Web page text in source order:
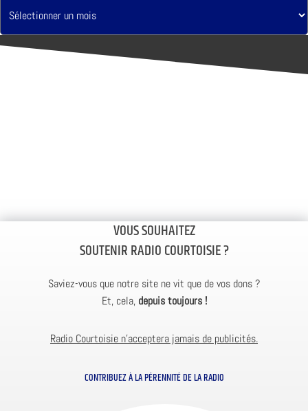
VOUS SOUHAITEZ
SOUTENIR RADIO COURTOISIE ?
Saviez-vous que notre site ne vit que de vos dons ?
Et, cela, depuis toujours !
Radio Courtoisie n’acceptera jamais de publicités.
CONTRIBUEZ À LA PÉRENNITÉ DE LA RADIO